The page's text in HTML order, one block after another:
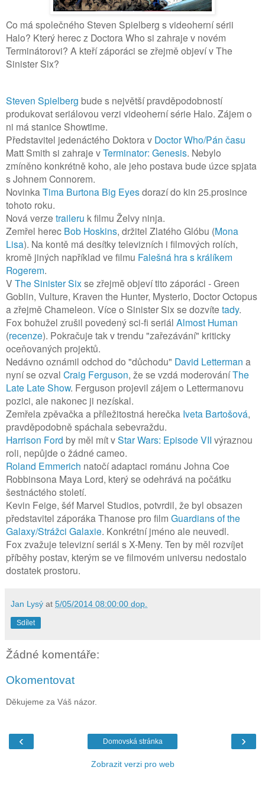
Co má společného Steven Spielberg s videoherní sérii
Halo? Který herec z Doctora Who si zahraje v novém
Terminátorovi? A kteří záporáci se zřejmě objeví v The
Sinister Six?
Steven Spielberg bude s největší pravděpodobností
produkovat seriálovou verzi videoherní série Halo. Zájem o
ni má stanice Showtime.
Představitel jedenáctého Doktora v Doctor Who/Pán času
Matt Smith si zahraje vTerminator: Genesis. Nebylo
zmíněno konkrétně koho, ale jeho postava bude úzce spjata
s Johnem Connorem.
Novinka Tima Burtona Big Eyesdorazí do kin 25.prosince
tohoto roku.
Nová verze traileru k filmu Želvy ninja.
Zemřel herec Bob Hoskins, držitel Zlatého Glóbu (Mona
Lisa). Na kontě má desítky televizních i filmových rolích,
kromě jiných například ve filmu Falešná hra s králíkem
Rogerem.
V The Sinister Sixse zřejmě objeví tito záporáci - Green
Goblin, Vulture, Kraven the Hunter, Mysterio, Doctor Octopus
a zřejmě Chameleon. Více o Sinister Six se dozvíte tady.
Fox bohužel zrušil povedený sci-fi seriál Almost Human
(recenze). Pokračuje tak v trendu "zařezávání" kriticky
oceňovaných projektů.
Nedávno oznámil odchod do "důchodu" David Letterman a
nyní se ozval Craig Ferguson, že se vzdá moderováníThe
Late Late Show. Ferguson projevil zájem o Lettermanovu
pozici, ale nakonec ji nezískal.
Zemřela zpěvačka a příležitostná herečka Iveta Bartošová,
pravděpodobně spáchala sebevraždu.
Harrison Ford by měl mít vStar Wars: Episode VII výraznou
roli, nepůjde o žádné cameo.
Roland Emmerich natočí adaptaci románu Johna Coe
Robbinsona Maya Lord, který se odehrává na počátku
šestnáctého století.
Kevin Feige, šéf Marvel Studios, potvrdil, že byl obsazen
představitel záporáka Thanose pro film Guardians of the
Galaxy/Strážci Galaxie. Konkrétní jméno ale neuvedl.
Fox zvažuje televizní seriál s X-Meny. Ten by měl rozvíjet
příběhy postav, kterým se ve filmovém universu nedostalo
dostatek prostoru.
Jan Lysý at 5/05/2014 08:00:00 dop.
Sdílet
Žádné komentáře:
Okomentovat
Děkujeme za Váš názor.
‹ ›
Domovská stránka
Zobrazit verzi pro web